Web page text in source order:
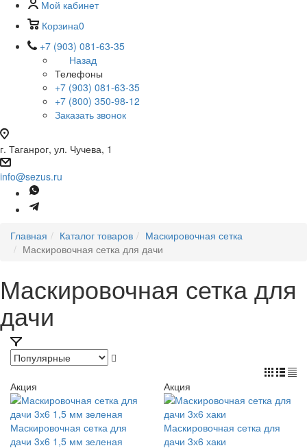
Мой кабинет
Корзина0
+7 (903) 081-63-35
Назад
Телефоны
+7 (903) 081-63-35
+7 (800) 350-98-12
Заказать звонок
г. Таганрог, ул. Чучева, 1
info@sezus.ru
Главная Каталог товаров
Маскировочная сетка
Маскировочная сетка для дачи
Маскировочная сетка для
дачи
Акция
Маскировочная сетка для
дачи 3х6 1,5 мм зеленая
Акция
Маскировочная сетка для
дачи 3х6 хаки